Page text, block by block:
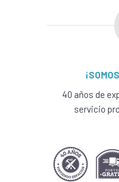
40 años de
servicio